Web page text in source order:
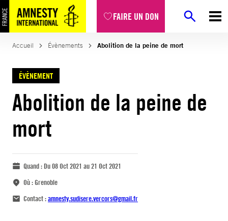
FAIRE UN DON
Accueil Évènements Abolition de la peine de mort
ÉVÈNEMENT
Abolition de la peine de
mort
Quand :Du 08 Oct 2021 au 21 Oct 2021
Où :Grenoble
Contact :amnesty.sudisere.vercors@gmail.fr